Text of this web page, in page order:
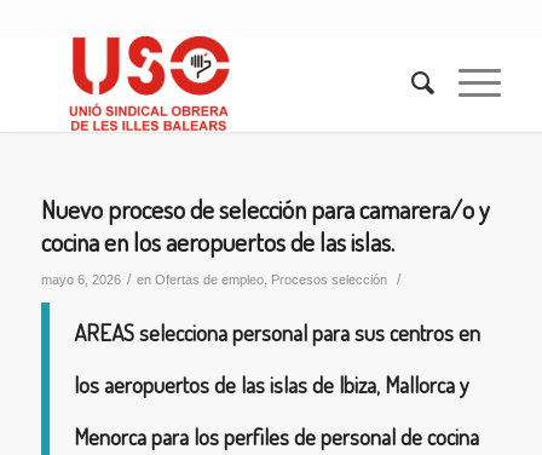
Nuevo proceso de selección para camarera/o y
cocina en los aeropuertos de las islas.
mayo 6, 2026 / en Ofertas de empleo, Procesos selección /
AREAS selecciona personal para sus centros en
los aeropuertos de las islas de Ibiza, Mallorca y
Menorca para los perfiles de personal de cocina